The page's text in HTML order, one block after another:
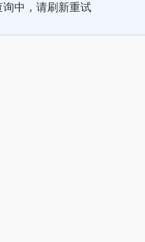
询中，请刷新重试